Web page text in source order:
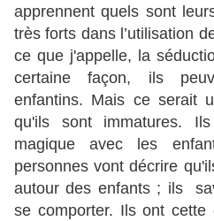
apprennent quels sont
très forts dans l’utilisation
ce que j'appelle, la
certaine façon, ils
enfantins. Mais ce serait
qu'ils sont immatures.
magique avec les
personnes vont décrire
autour des enfants ; ils
se comporter. Ils ont cette